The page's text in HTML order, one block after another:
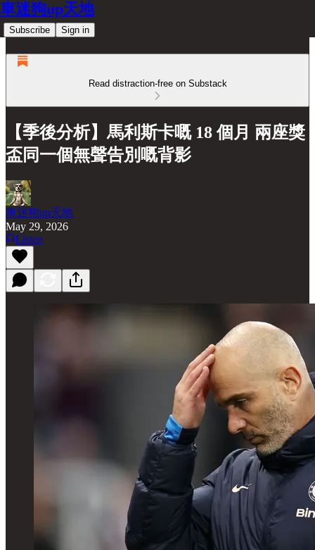
車迷狗up天地
Subscribe Sign in
Read distraction-free on Substack
【季後分析】馬利斯卡嘅 18 個月 兩座獎
盃同一個無聲告別嘅背影
車迷狗up天地
May 29, 2026
Listen